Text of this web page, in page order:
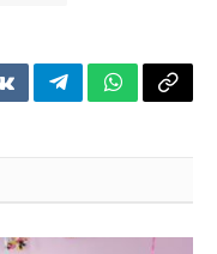
VKontakteTelegramWhatsApp
Copy